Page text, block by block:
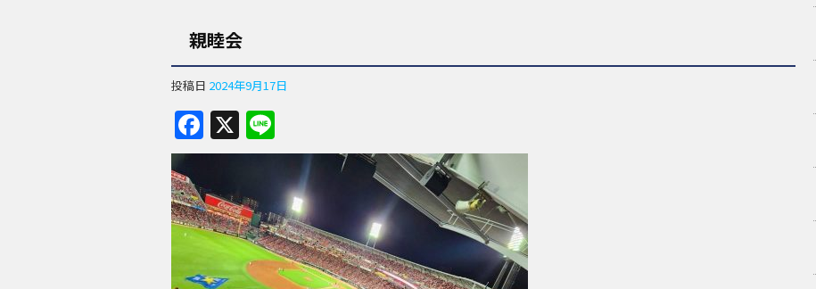
親睦会
投稿日 2024年9月17日
F
a
c
e
b
o
X
n
e